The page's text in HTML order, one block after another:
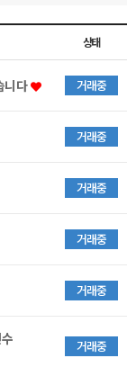
상태
니다 거래중
거래중
거래중
거래중
거래중
거래중